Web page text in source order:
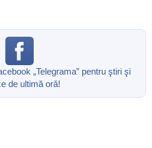
„Telegrama” pentru ştiri şi
de ultimă oră!